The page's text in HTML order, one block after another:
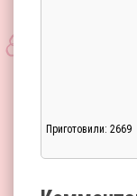
Приготовили: 2669